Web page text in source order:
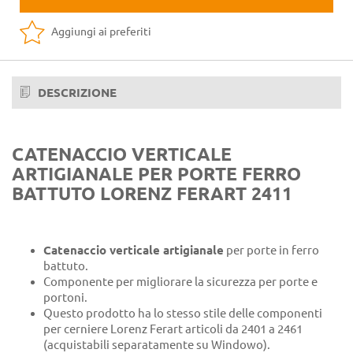
Aggiungi ai preferiti
DESCRIZIONE
CATENACCIO VERTICALE
ARTIGIANALE PER PORTE FERRO
BATTUTO LORENZ FERART 2411
Catenaccio verticale artigianale per porte in ferro
battuto.
Componente per migliorare la sicurezza per porte e
portoni.
Questo prodotto ha lo stesso stile delle componenti
per cerniere Lorenz Ferart articoli da 2401 a 2461
(acquistabili separatamente su Windowo).